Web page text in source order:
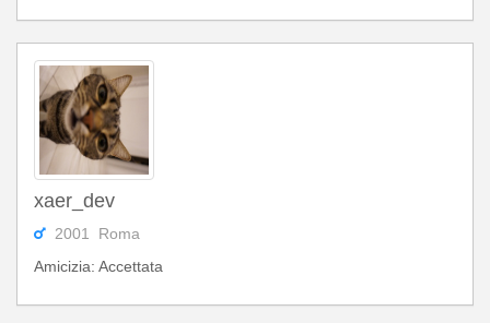
xaer_dev
2001 Roma
Amicizia: Accettata